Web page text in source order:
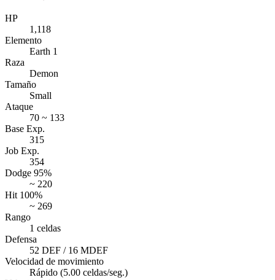
HP
1,118
Elemento
Earth 1
Raza
Demon
Tamaño
Small
Ataque
70 ~ 133
Base Exp.
315
Job Exp.
354
Dodge 95%
~ 220
Hit 100%
~ 269
Rango
1 celdas
Defensa
52 DEF / 16 MDEF
Velocidad de movimiento
Rápido (5.00 celdas/seg.)